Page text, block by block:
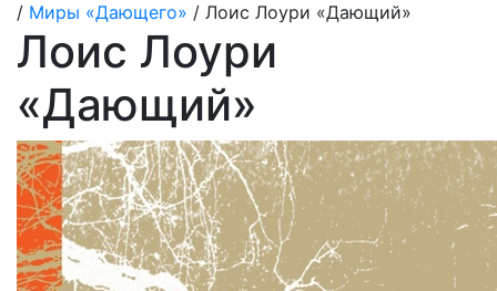
/ Миры «Дающего» / Лоис Лоури «Дающий»
Лоис Лоури
«Дающий»